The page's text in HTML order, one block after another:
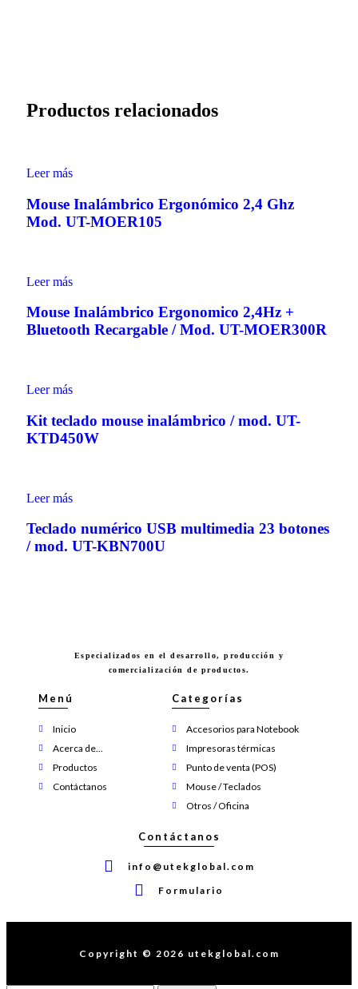
Productos relacionados
Leer más
Mouse Inalámbrico Ergonómico 2,4 Ghz
Mod. UT-MOER105
Leer más
Mouse Inalámbrico Ergonomico 2,4Hz +
Bluetooth Recargable / Mod. UT-MOER300R
Leer más
Kit teclado mouse inalámbrico / mod. UT-
KTD450W
Leer más
Teclado numérico USB multimedia 23 botones
/ mod. UT-KBN700U
Especializados en el desarrollo, producción y
comercialización de productos.
Menú
Inicio
Acerca de...
Productos
Contáctanos
Categorías
Accesorios para Notebook
Impresoras térmicas
Punto de venta (POS)
Mouse / Teclados
Otros / Oficina
Contáctanos
info@utekglobal.com
Formulario
Copyright © 2026 utekglobal.com